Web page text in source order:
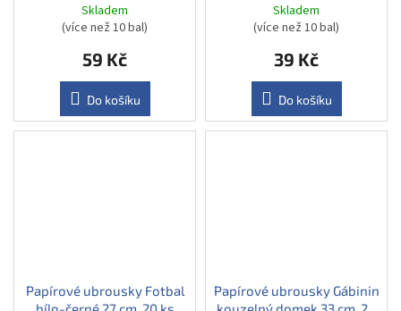
Skladem
(více než 10 bal)
59 Kč
Do košíku
Skladem
(více než 10 bal)
39 Kč
Do košíku
Papírové ubrousky Fotbal
Papírové ubrousky Gábinin